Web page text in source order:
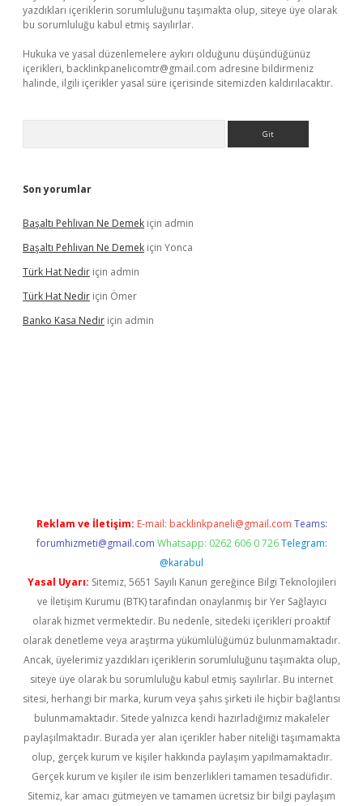
yazdıkları içeriklerin sorumluluğunu taşımakta olup, siteye üye olarak
bu sorumluluğu kabul etmiş sayılırlar.
Hukuka ve yasal düzenlemelere aykırı olduğunu düşündüğünüz
içerikleri, backlinkpanelicomtr@gmail.com adresine bildirmeniz
halinde, ilgili içerikler yasal süre içerisinde sitemizden kaldırılacaktır.
Son yorumlar
Başaltı Pehlivan Ne Demek için admin
Başaltı Pehlivan Ne Demek için Yonca
Türk Hat Nedir için admin
Türk Hat Nedir için Ömer
Banko Kasa Nedir için admin
Reklam ve İletişim: E-mail: backlinkpaneli@gmail.com Teams:
forumhizmeti@gmail.com Whatsapp: 0262 606 0 726 Telegram:
@karabul
Yasal Uyarı: Sitemiz, 5651 Sayılı Kanun gereğince Bilgi Teknolojileri
ve İletişim Kurumu (BTK) tarafından onaylanmış bir Yer Sağlayıcı
olarak hizmet vermektedir. Bu nedenle, sitedeki içerikleri proaktif
olarak denetleme veya araştırma yükümlülüğümüz bulunmamaktadır.
Ancak, üyelerimiz yazdıkları içeriklerin sorumluluğunu taşımakta olup,
siteye üye olarak bu sorumluluğu kabul etmiş sayılırlar. Bu internet
sitesi, herhangi bir marka, kurum veya şahıs şirketi ile hiçbir bağlantısı
bulunmamaktadır. Sitede yalnızca kendi hazırladığımız makaleler
paylaşılmaktadır. Burada yer alan içerikler haber niteliği taşımamakta
olup, gerçek kurum ve kişiler hakkında paylaşım yapılmamaktadır.
Gerçek kurum ve kişiler ile isim benzerlikleri tamamen tesadüfidir.
Sitemiz, kar amacı gütmeyen ve tamamen ücretsiz bir bilgi paylaşım